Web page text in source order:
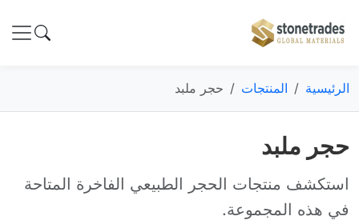
الرئيسية المنتجات حجر ملبد
حجر ملبد
استكشف منتجات الحجر الطبيعي الفاخرة المتاحة
في هذه المجموعة.